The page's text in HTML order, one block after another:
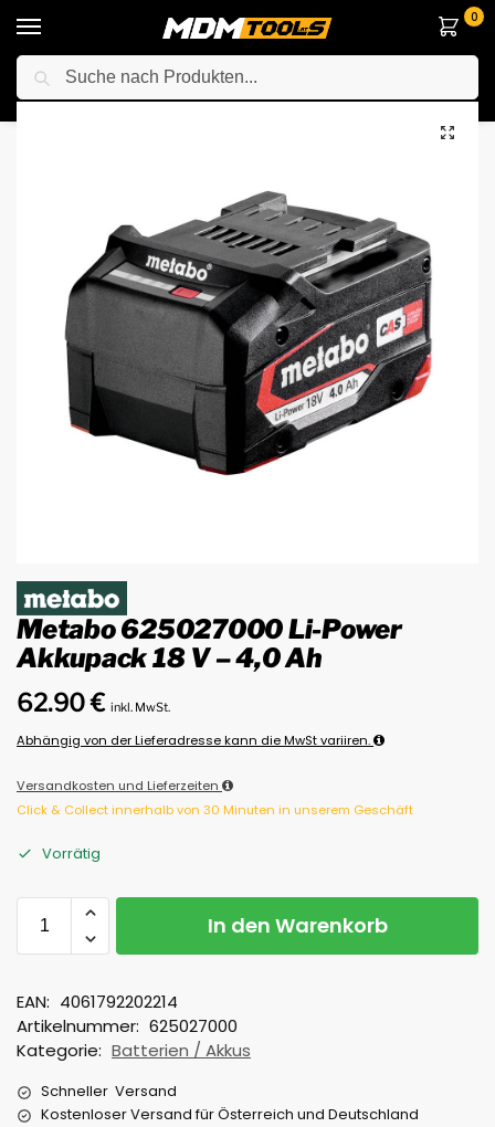
0
Startseite / Zubehör & Handwerkzeuge
Metabo 625027000 Li-Power
Akkupack 18 V – 4,0 Ah
62.90€ inkl. MwSt.
Abhängig von der Lieferadresse kann die MwSt variiren.
Versandkosten und Lieferzeiten
Click & Collect innerhalb von 30 Minuten in unserem Geschäft
Vorrätig
In den Warenkorb
EAN: 4061792202214
Artikelnummer: 625027000
Kategorie: Batterien / Akkus
Schneller Versand
Kostenloser Versand für Österreich und Deutschland